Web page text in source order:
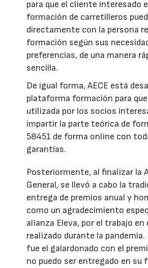
para que el cliente interesado
formación de carretilleros
directamente con la persona
formación según sus
preferencias, de una manera
sencilla.
De igual forma, AECE está
plataforma formación para
utilizada por los socios
impartir la parte teórica de
58451 de forma online con
garantías.
Posteriormente, al finalizar la
General, se llevó a cabo la
entrega de premios anual y
como un agradecimiento
alianza Eleva, por el trabajo en
realizado durante la pandemia.
fue el galardonado con el
no puedo ser entregado en su